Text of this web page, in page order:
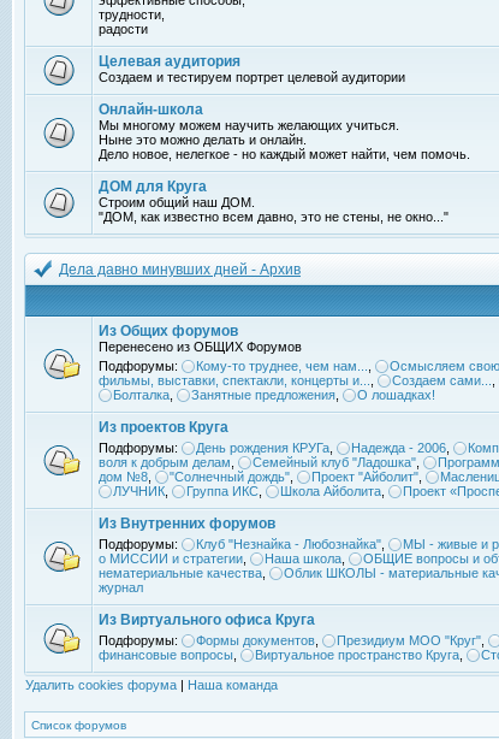
трудности,
радости
Целевая аудитория
Создаем и тестируем портрет целевой аудитории
Онлайн-школа
Мы многому можем научить желающих учиться.
Ныне это можно делать и онлайн.
Дело новое, нелегкое - но каждый может найти, чем помочь.
ДОМ для Круга
Строим общий наш ДОМ.
"ДОМ, как известно всем давно, это не стены, не окно..."
Дела давно минувших дней - Архив
Из Общих форумов
Перенесено из ОБЩИХ Форумов
Подфорумы:
Кому-то труднее, чем нам... Осмысляем свою
фильмы, выставки, спектакли, концерты и...
Создаем сами...
Болталка
Занятные предложения О лошадках!
Из проектов Круга
Подфорумы: День рождения КРУГа Надежда - 2006
воля к добрым делам
Семейный клуб "Ладошка"
дом №8
"Солнечный дождь" Проект "Айболит"
ЛУЧНИК
Группа ИКС Школа Айболита Проект
Из Внутренних форумов
Подфорумы: Клуб "Незнайка - Любознайка" МЫ - живые и
о МИССИИ и стратегии
Наша школа ОБЩИЕ вопросы и
нематериальные качества
Облик ШКОЛЫ - материальные
журнал
Из Виртуального офиса Круга
Подфорумы: Формы документов Президиум МОО "Круг"
финансовые вопросы
Виртуальное пространство Круга
Удалить cookies форума | Наша команда
Список форумов